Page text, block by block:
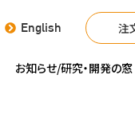
English 注
お知らせ/研究・開発の窓